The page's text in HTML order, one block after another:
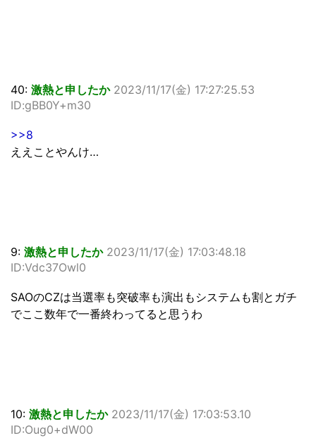
40: 激熱と申したか 2023/11/17(金) 17:27:25.53
ID:gBB0Y+m30
>>8
ええことやんけ…
9: 激熱と申したか 2023/11/17(金) 17:03:48.18
ID:Vdc37Owl0
SAOのCZは当選率も突破率も演出もシステムも割とガチ
でここ数年で一番終わってると思うわ
10: 激熱と申したか 2023/11/17(金) 17:03:53.10
ID:Oug0+dW00